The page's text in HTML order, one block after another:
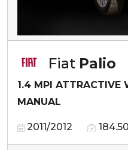
Fiat Palio
1.4 MPI ATTRACTIVE
MANUAL
2011/2012